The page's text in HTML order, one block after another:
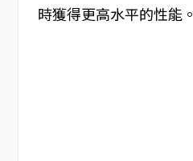
時獲得更高水平的性能。